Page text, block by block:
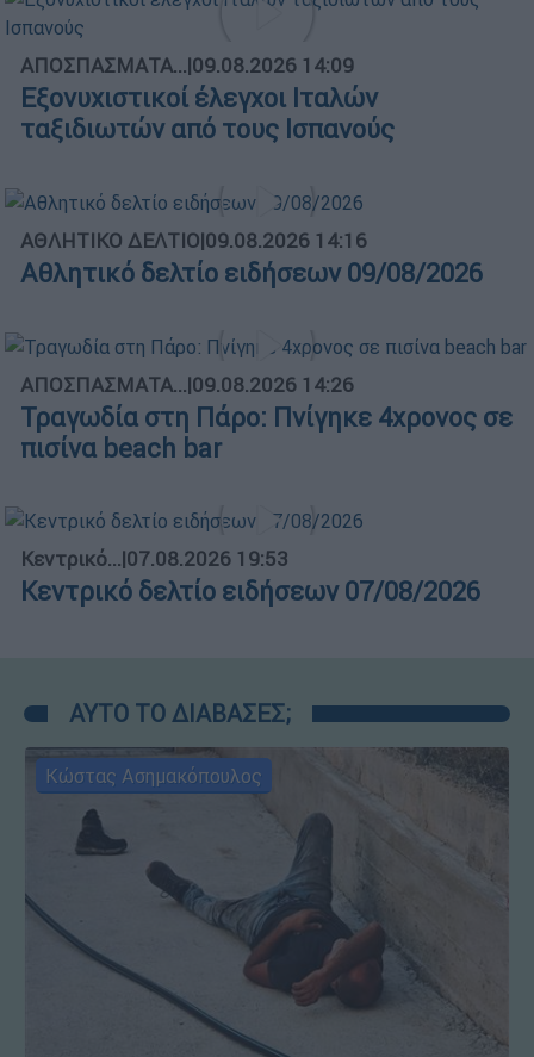
ΑΠΟΣΠΑΣΜΑΤΑ...|09.08.2026 14:09
Εξονυχιστικοί έλεγχοι Ιταλών
ταξιδιωτών από τους Ισπανούς
ΑΘΛΗΤΙΚΟ ΔΕΛΤΙΟ|09.08.2026 14:16
Αθλητικό δελτίο ειδήσεων 09/08/2026
ΑΠΟΣΠΑΣΜΑΤΑ...|09.08.2026 14:26
Τραγωδία στη Πάρο: Πνίγηκε 4χρονος σε
πισίνα beach bar
Κεντρικό...|07.08.2026 19:53
Κεντρικό δελτίο ειδήσεων 07/08/2026
ΑΥΤΟ ΤΟ ΔΙΑΒΑΣΕΣ;
Κώστας Ασημακόπουλος